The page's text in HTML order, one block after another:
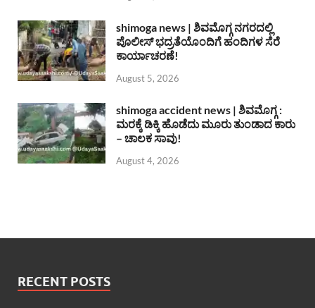
shimoga news | ಶಿವಮೊಗ್ಗ ನಗರದಲ್ಲಿ
ಪೊಲೀಸ್ ಭದ್ರತೆಯೊಂದಿಗೆ ಹಂದಿಗಳ ಸೆರೆ
ಕಾರ್ಯಾಚರಣೆ!
August 5, 2026
shimoga accident news | ಶಿವಮೊಗ್ಗ :
ಮರಕ್ಕೆ ಡಿಕ್ಕಿ ಹೊಡೆದು ಮೂರು ತುಂಡಾದ ಕಾರು
– ಚಾಲಕ ಸಾವು!
August 4, 2026
RECENT POSTS